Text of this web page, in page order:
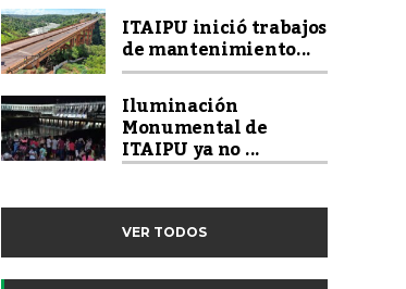
ITAIPU inició trabajos
de mantenimiento...
Iluminación
Monumental de
ITAIPU ya no ...
VER TODOS